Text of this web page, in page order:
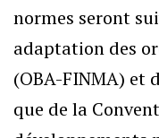
normes seront
adaptation des
(OBA-FINMA) et
que de la